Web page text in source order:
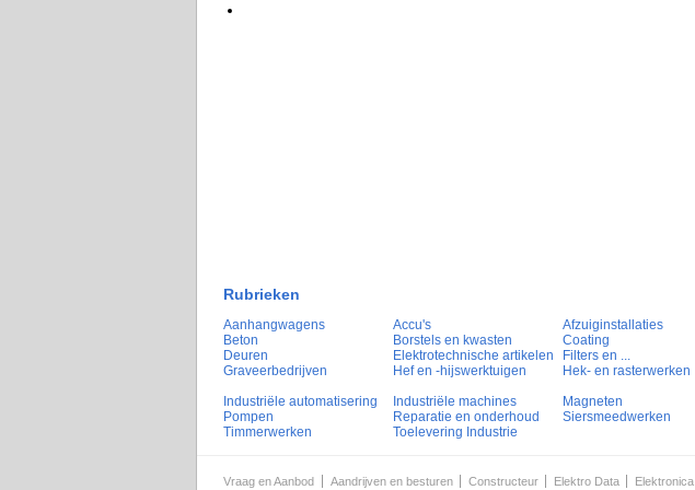
Rubrieken
Aanhangwagens Accu's Afzuiginstallaties
Beton
Borstels en kwasten Coating
Deuren
Elektrotechnische artikelen Filters en ...
Graveerbedrijven
Hef en -hijswerktuigen Hek- en rasterwerken
Industriële automatisering
Industriële machines Magneten
Pompen
Reparatie en onderhoud Siersmeedwerken
Timmerwerken
Toelevering Industrie
Vraag en Aanbod Aandrijven en besturen Constructeur Elektro Data Elektronica